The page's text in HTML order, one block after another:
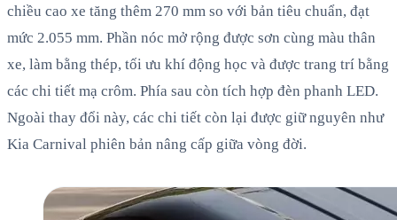
chiều cao xe tăng thêm 270 mm so với bản tiêu chuẩn, đạt
mức 2.055 mm. Phần nóc mở rộng được sơn cùng màu thân
xe, làm bằng thép, tối ưu khí động học và được trang trí bằng
các chi tiết mạ crôm. Phía sau còn tích hợp đèn phanh LED.
Ngoài thay đổi này, các chi tiết còn lại được giữ nguyên như
Kia Carnival phiên bản nâng cấp giữa vòng đời.